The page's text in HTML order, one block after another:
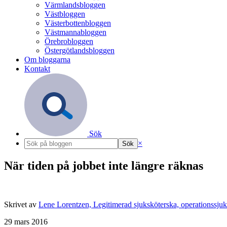
Värmlandsbloggen
Västbloggen
Västerbottenbloggen
Västmannabloggen
Örebrobloggen
Östergötlandsbloggen
Om bloggarna
Kontakt
Sök
×
När tiden på jobbet inte längre räknas
Skrivet av Lene Lorentzen, Legitimerad sjuksköterska,
29 mars 2016